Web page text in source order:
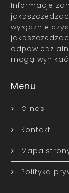
Informacje
wyłącznie
mogą
Menu
O nas
Kontakt
Mapa
Polityka